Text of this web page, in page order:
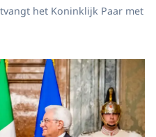
het Koninklijk Paar met